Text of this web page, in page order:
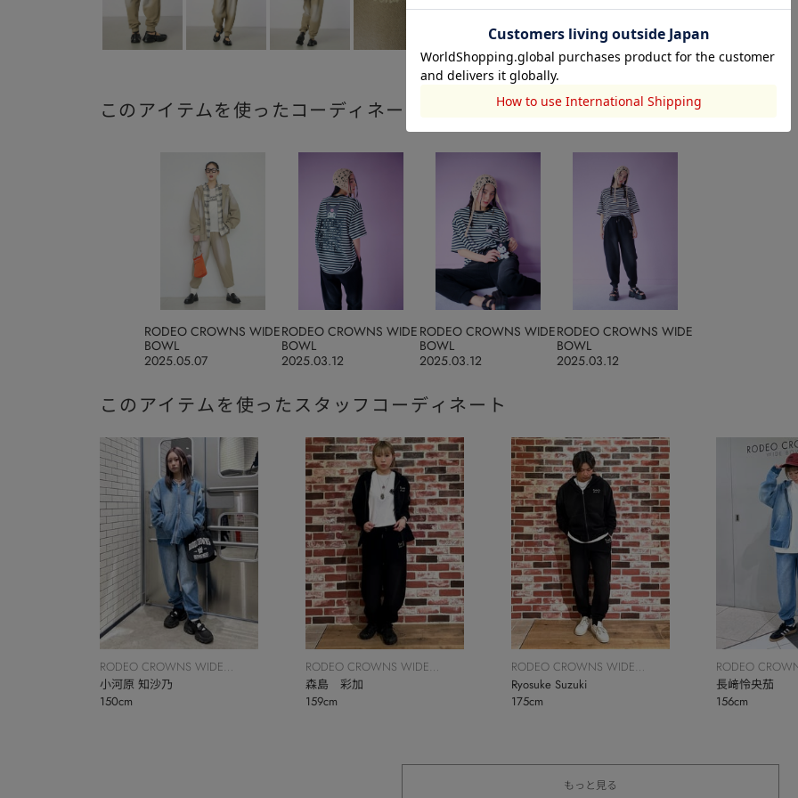
このアイテムを使ったコーディネート
2025.05.07
RODEO CROWNS WIDE
BOWL
2025.03.12
RODEO CROWNS WIDE
BOWL
2025.03.12
RODEO CROWNS WIDE
BOWL
2025.03.12
RODEO CROWNS WIDE
BOWL
このアイテムを使ったスタッフコーディネート
RODEO CROWNS WIDE
BOWL
小河原 知沙乃
150cm
RODEO CROWNS WIDE
BOWL
森島 彩加
159cm
RODEO CROWNS WIDE
BOWL
Ryosuke Suzuki
175cm
RODEO
BOWL
長﨑怜央茄
156cm
もっと見る